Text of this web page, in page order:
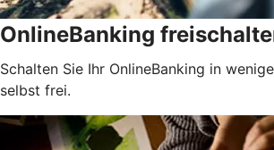
OnlineBanking
Schalten Sie Ihr OnlineBanking in
selbst frei.